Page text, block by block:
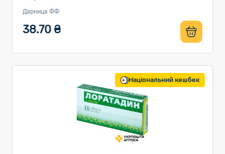
Дарниця ФФ
38.70 ₴
Національний кешбек